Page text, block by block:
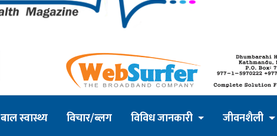
बाल स्वास्थ्य विचार/ब्लग विविध जानकारी जीवनशैली